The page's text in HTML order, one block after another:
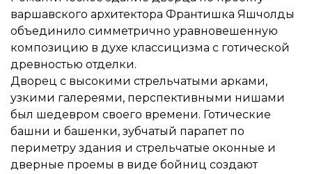
варшавского архитектора Франтишка Яшчолды
объединило симметрично уравновешенную
композицию в духе классицизма с готической
древностью отделки.
Дворец с высокими стрельчатыми арками,
узкими галереями, перспективными нишами
был шедевром своего времени. Готические
башни и башенки, зубчатый парапет по
периметру здания и стрельчатые оконные и
дверные проемы в виде бойниц создают